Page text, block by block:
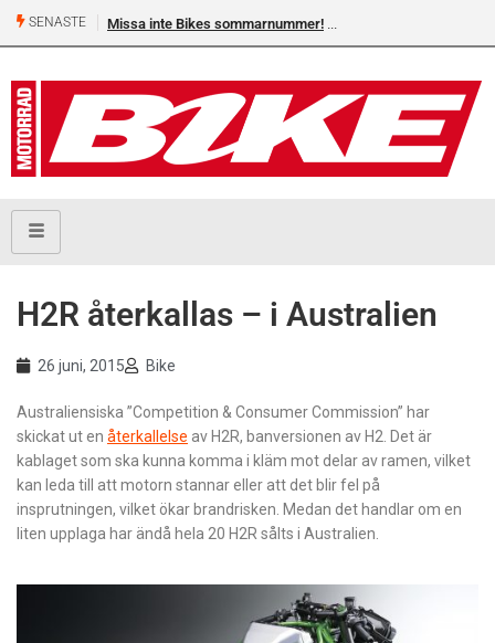
SENASTE Missa inte Bikes sommarnummer!
H2R återkallas – i Australien
26 juni, 2015 Bike
Australiensiska ”Competition & Consumer Commission” har
skickat ut en återkallelse av H2R, banversionen av H2. Det är
kablaget som ska kunna komma i kläm mot delar av ramen, vilket
kan leda till att motorn stannar eller att det blir fel på
insprutningen, vilket ökar brandrisken. Medan det handlar om en
liten upplaga har ändå hela 20 H2R sålts i Australien.